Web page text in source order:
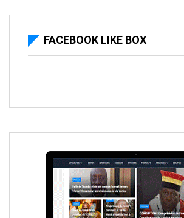
FACEBOOK LIKE BOX